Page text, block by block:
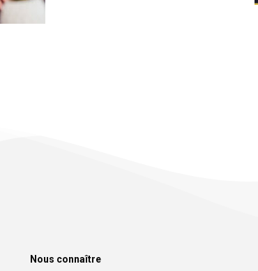
Nous connaître